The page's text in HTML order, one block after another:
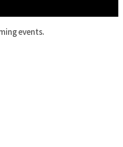
events.